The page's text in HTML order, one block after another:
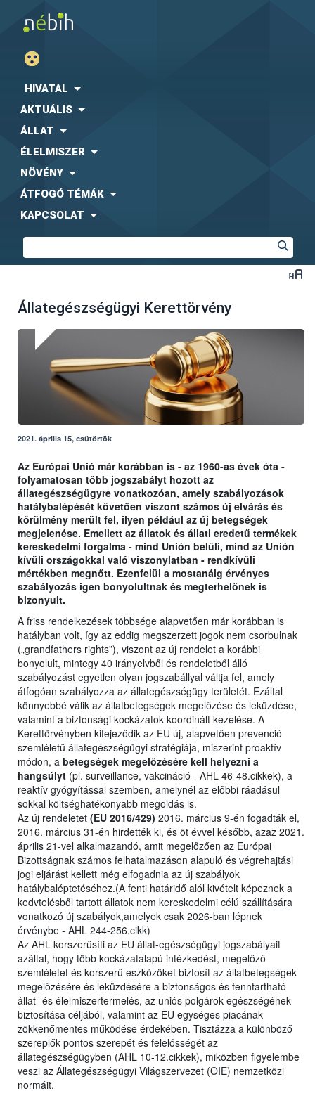
HIVATAL
AKTUÁLIS
ÁLLAT
ÉLELMISZER
NÖVÉNY
ÁTFOGÓ TÉMÁK
KAPCSOLAT
Állategészségügyi Kerettörvény
2021. április 15, csütörtök
Az Európai Unió már korábban is - az 1960-as évek óta -
folyamatosan több jogszabályt hozott az
állategészségügyre vonatkozóan, amely szabályozások
hatálybalépését követően viszont számos új elvárás és
körülmény merült fel, ilyen például az új betegségek
megjelenése. Emellett az állatok és állati eredetű termékek
kereskedelmi forgalma - mind Unión belüli, mind az Unión
kívüli országokkal való viszonylatban - rendkívüli
mértékben megnőtt. Ezenfelül a mostanáig érvényes
szabályozás igen bonyolultnak és megterhelőnek is
bizonyult.
A friss rendelkezések többsége alapvetően már korábban is
hatályban volt, így az eddig megszerzett jogok nem csorbulnak
(„grandfathers rights”), viszont az új rendelet a korábbi
bonyolult, mintegy 40 irányelvből és rendeletből álló
szabályozást egyetlen olyan jogszabállyal váltja fel, amely
átfogóan szabályozza az állategészségügy területét. Ezáltal
könnyebbé válik az állatbetegségek megelőzése és leküzdése,
valamint a biztonsági kockázatok koordinált kezelése. A
Kerettörvényben kifejeződik az EU új, alapvetően prevenció
szemléletű állategészségügyi stratégiája, miszerint proaktív
módon, a betegségek megelőzésére kell helyezni a
hangsúlyt (pl. surveillance, vakcináció - AHL 46-48.cikkek), a
reaktív gyógyítással szemben, amelynél az előbbi ráadásul
sokkal költséghatékonyabb megoldás is.
Az új rendeletet (EU 2016/429) 2016. március 9-én fogadták el,
2016. március 31-én hirdették ki, és öt évvel később, azaz 2021.
április 21-vel alkalmazandó, amit megelőzően az Európai
Bizottságnak számos felhatalmazáson alapuló és végrehajtási
jogi eljárást kellett még elfogadnia az új szabályok
hatálybaléptetéséhez.(A fenti határidő alól kivételt képeznek a
kedvtelésből tartott állatok nem kereskedelmi célú szállítására
vonatkozó új szabályok,amelyek csak 2026-ban lépnek
érvénybe - AHL 244-256.cikk)
Az AHL korszerűsíti az EU állat-egészségügyi jogszabályait
azáltal, hogy több kockázatalapú intézkedést, megelőző
szemléletet és korszerű eszközöket biztosít az állatbetegségek
megelőzésére és leküzdésére a biztonságos és fenntartható
állat- és élelmiszertermelés, az uniós polgárok egészségének
biztosítása céljából, valamint az EU egységes piacának
zökkenőmentes működése érdekében. Tisztázza a különböző
szereplők pontos szerepét és felelősségét az
állategészségügyben (AHL 10-12.cikkek), miközben figyelembe
veszi az Állategészségügyi Világszervezet (OIE) nemzetközi
normáit.